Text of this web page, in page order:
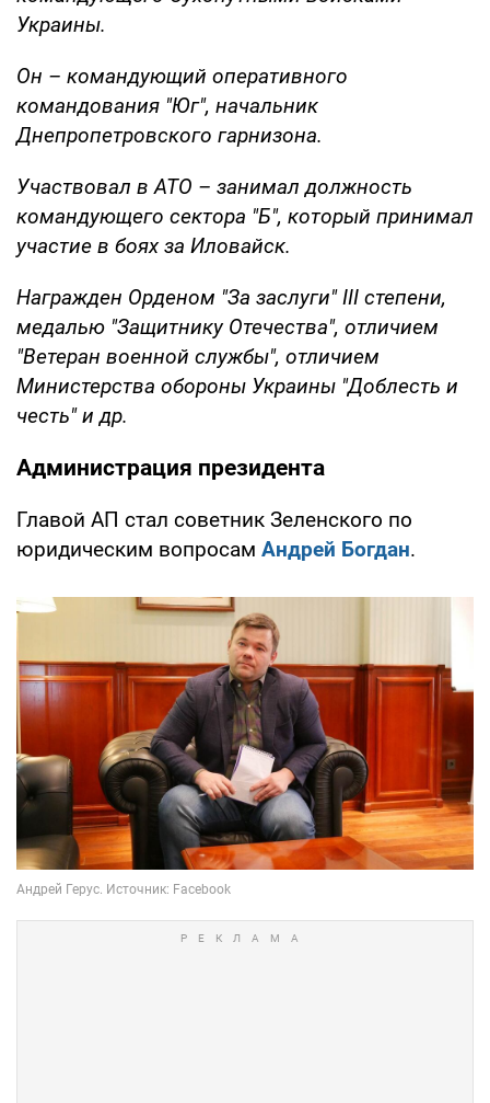
Украины.
Он – командующий оперативного
командования "Юг", начальник
Днепропетровского гарнизона.
Участвовал в АТО – занимал должность
командующего сектора "Б", который принимал
участие в боях за Иловайск.
Награжден Орденом "За заслуги" III степени,
медалью "Защитнику Отечества", отличием
"Ветеран военной службы", отличием
Министерства обороны Украины "Доблесть и
честь" и др.
Администрация президента
Главой АП стал советник Зеленского по
юридическим вопросам Андрей Богдан.